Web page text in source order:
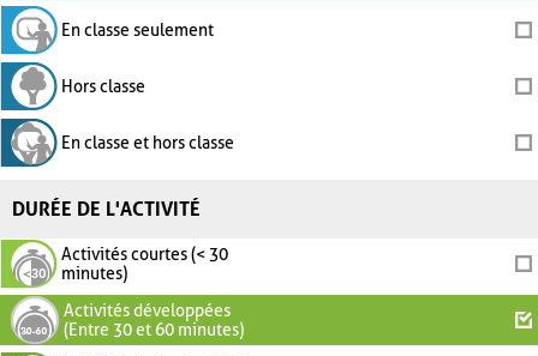
En classe seulement
Hors classe
En classe et hors classe
DURÉE DE L'ACTIVITÉ
Activités courtes (< 30
minutes)
Activités développées
(Entre 30 et 60 minutes)